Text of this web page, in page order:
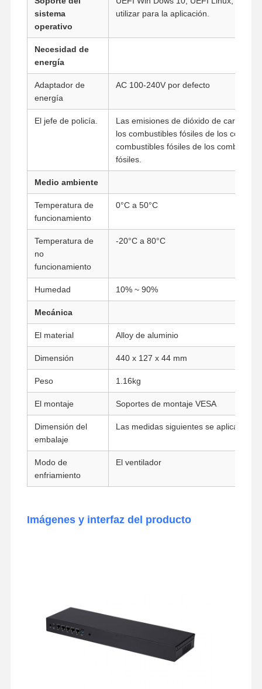
Calidad
Firewall Mini PC también
Mini PC industrial
1U PC de montaje en bastidor
NAS Mini PC también
El Celeron Mini PC
Core Mini PC también
Mini PC de Oficina
Placa base industrial
sistema
operativo
utilizar para la aplicación.
Necesidad de
energía
Adaptador de
energía
AC 100-240V por defecto
El jefe de policía.
Las emisiones de dióxido de carbono
los combustibles fósiles de los
combustibles fósiles de los
fósiles.
Medio ambiente
Temperatura de
funcionamiento
0°C a 50°C
Temperatura de
no
funcionamiento
-20°C a 80°C
Humedad 10% ~ 90%
Mecánica
El material Alloy de aluminio
Dimensión 440 x 127 x 44 mm
Peso 1.16kg
El montaje Soportes de montaje VESA
Dimensión del
embalaje
Las medidas siguientes se aplicarán:
Modo de
enfriamiento
El ventilador
Imágenes y interfaz del producto